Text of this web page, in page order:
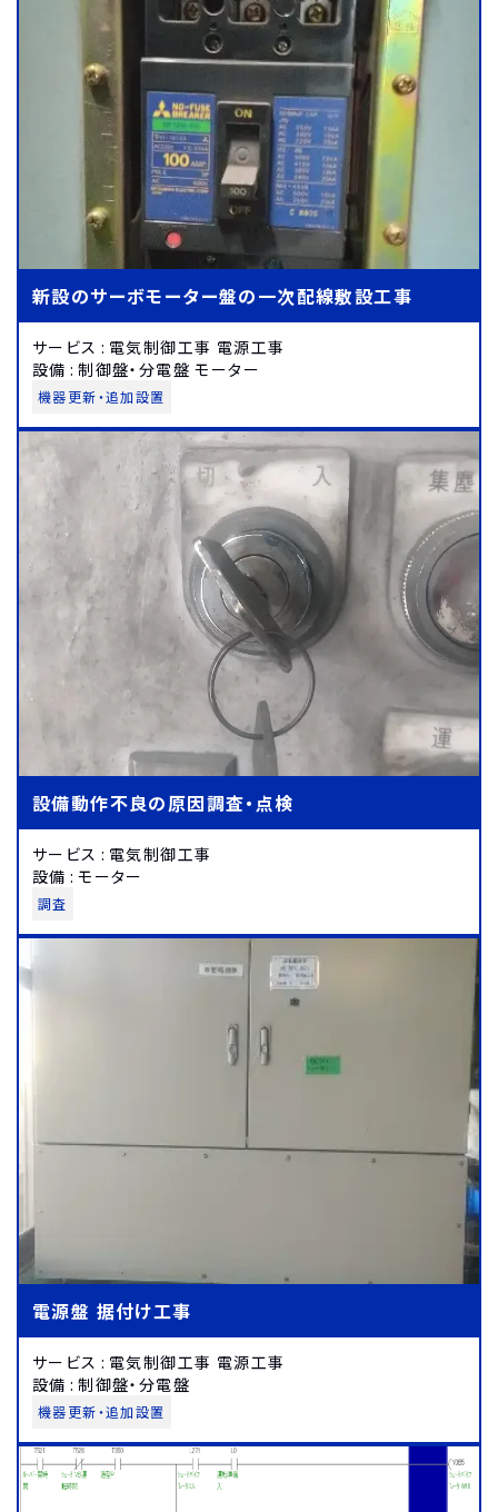
新設のサーボモーター盤の一次配線敷設工事
サービス : 電気制御工事 電源工事
設備 : 制御盤・分電盤 モーター
機器更新・追加設置
設備動作不良の原因調査・点検
サービス : 電気制御工事
設備 : モーター
調査
電源盤 据付け工事
サービス : 電気制御工事 電源工事
設備 : 制御盤・分電盤
機器更新・追加設置